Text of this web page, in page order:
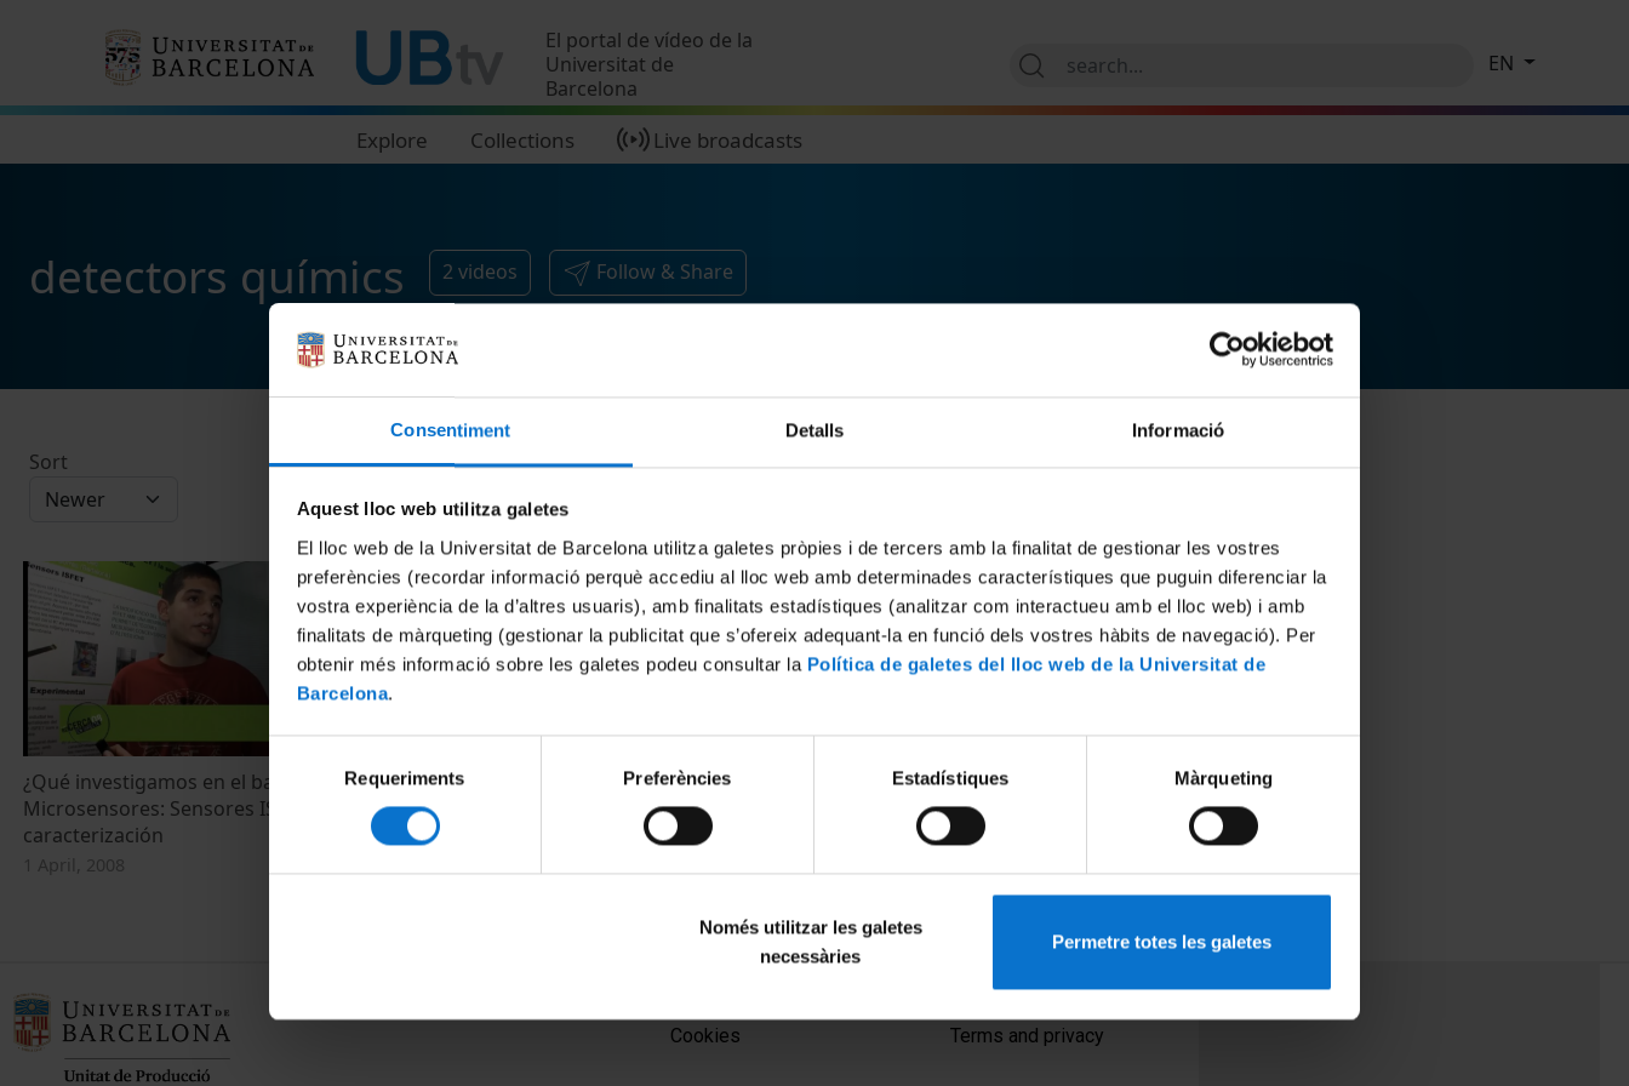
Consentiment Detalls Informació
Aquest lloc web utilitza galetes
El lloc web de la Universitat de Barcelona utilitza galetes pròpies i de tercers amb la finalitat de gestionar les vostres
preferències (recordar informació perquè accediu al lloc web amb determinades característiques que puguin diferenciar la
vostra experiència de la d’altres usuaris), amb finalitats estadístiques (analitzar com interactueu amb el lloc web) i amb
finalitats de màrqueting (gestionar la publicitat que s’ofereix adequant-la en funció dels vostres hàbits de navegació). Per
obtenir més informació sobre les galetes podeu consultar la Política de galetes del lloc web de la Universitat de
Barcelona.
de
consentiment
Requeriments Preferències Estadístiques Màrqueting
Només utilitzar les galetes
necessàries
Permetre totes les galetes
El portal de vídeo de la
Universitat de
Barcelona
Explore Collections Live broadcasts
EN
detectors químics 2 videos Follow & Share
Sort
¿Qué investigamos en el bachillerato?
Microsensores: Sensores ISFET y su
caracterización
1 April, 2008
Què investiguem al batxillerat?
Microsensors: Sensors ISFET i la seva
caracterització
Cookies
PEU 2
Terms and privacy
PEU 3